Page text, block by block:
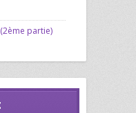
partie)